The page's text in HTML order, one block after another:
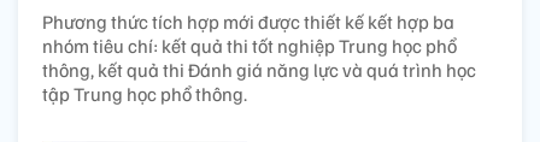
Phương thức tích hợp mới được thiết kế kết hợp ba
nhóm tiêu chí: kết quả thi tốt nghiệp Trung học phổ
thông, kết quả thi Đánh giá năng lực và quá trình học
tập Trung học phổ thông.